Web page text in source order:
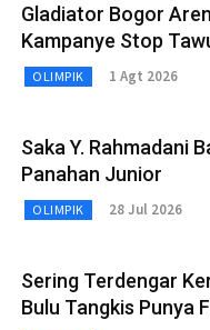
Gladiator Bogor
Kampanye Stop
OLIMPIK 1 Agt 2026
Saka Y. Rahmadani
Panahan Junior
OLIMPIK 28 Jul 2026
Sering Terdengar
Bulu Tangkis Punya